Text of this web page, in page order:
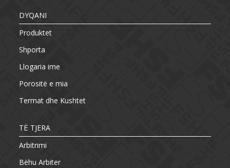
DYQANI
Produktet
Shporta
Llogaria ime
Porositë e mia
Termat dhe Kushtet
TË TJERA
Arbitrimi
Bëhu Arbiter